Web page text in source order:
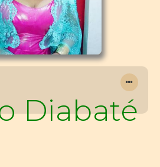
Diabaté